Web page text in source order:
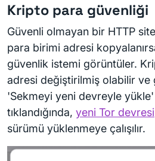
Kripto para güvenliği
Güvenli olmayan bir HTTP
para birimi adresi
güvenlik istemi görüntüler.
adresi değiştirilmiş olabilir ve
'Sekmeyi yeni devreyle
tıklandığında, yeni Tor devresi
sürümü yüklenmeye çalışılır.